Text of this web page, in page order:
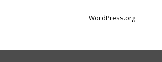
WordPress.org